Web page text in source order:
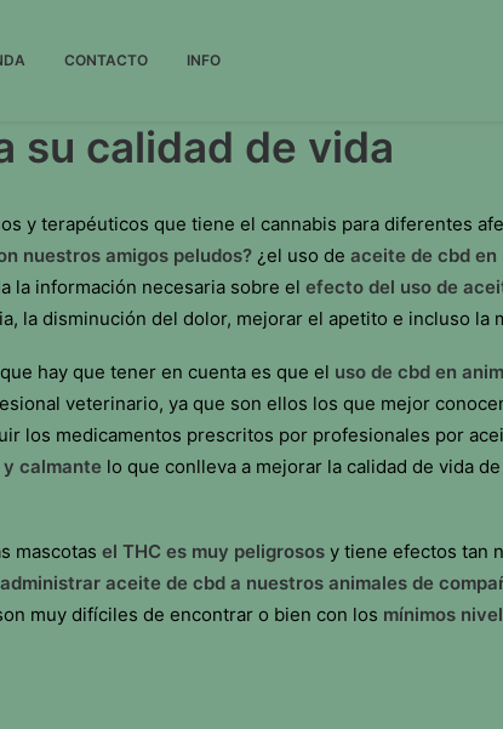
CONTACTO INFO
su calidad de vida
y terapéuticos que tiene el cannabis para diferentes
nuestros amigos peludos? ¿el uso de aceite de cbd en
la información necesaria sobre el efecto del uso de
la disminución del dolor, mejorar el apetito e incluso la
hay que tener en cuenta es que el uso de cbd en
veterinario, ya que son ellos los que mejor
los medicamentos prescritos por profesionales por
calmante lo que conlleva a mejorar la calidad de vida
mascotas el THC es muy peligrosos y tiene efectos tan
administrar aceite de cbd a nuestros animales de
muy difíciles de encontrar o bien con los mínimos